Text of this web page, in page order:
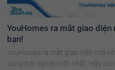
YouHomes ra mắt giao
bạn!
YouHomes ra mắt giao diện mới
dùng trải nghiệm tốt nhất. Hãy